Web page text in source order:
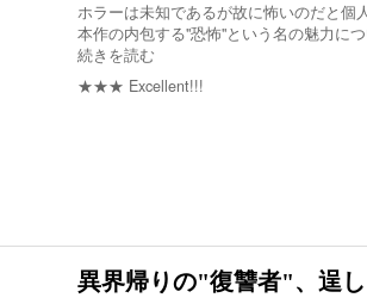
ホラーは未知であるが故に怖いのだと個
本作の内包する"恐怖"という名の魅力に
続きを読む
★★★ Excellent!!!
異界帰りの"復讐者"、逞